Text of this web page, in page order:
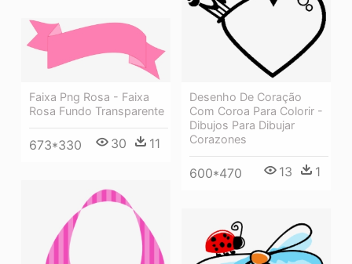
Desenho De Coração
Com Coroa Para Colorir -
Dibujos Para Dibujar
Corazones
600*470 13 1
Faixa Png Rosa - Faixa
Rosa Fundo Transparente
673*330 30 11